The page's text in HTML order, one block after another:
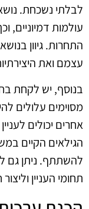
לבלתי נשכחת.
עולמות דמיוניים,
התחרות. גיוון
עצמם ואת
בנוסף, יש לקחת
מסוימים עלולים
אחרים יכולים
הגילאים הקיים
להשתתף. ניתן גם
תחומי העניין